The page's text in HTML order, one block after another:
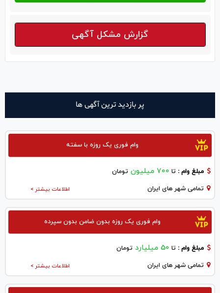
گزارش مشکل آگهی
پر بازدید ترین آگهی ها
وام فوری یک روزه با سفته
مبلغ وام : تا 700 میلیون تومان
اطلاعات بیشتر > تمامی شهر های ایران
وام فوری یک روزه بدون ضامن بدون سپرده
مبلغ وام : تا 50 میلیارد تومان
اطلاعات بیشتر > تمامی شهر های ایران